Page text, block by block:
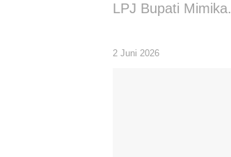
LPJ Bupati Mimika.
2 Juni 2026